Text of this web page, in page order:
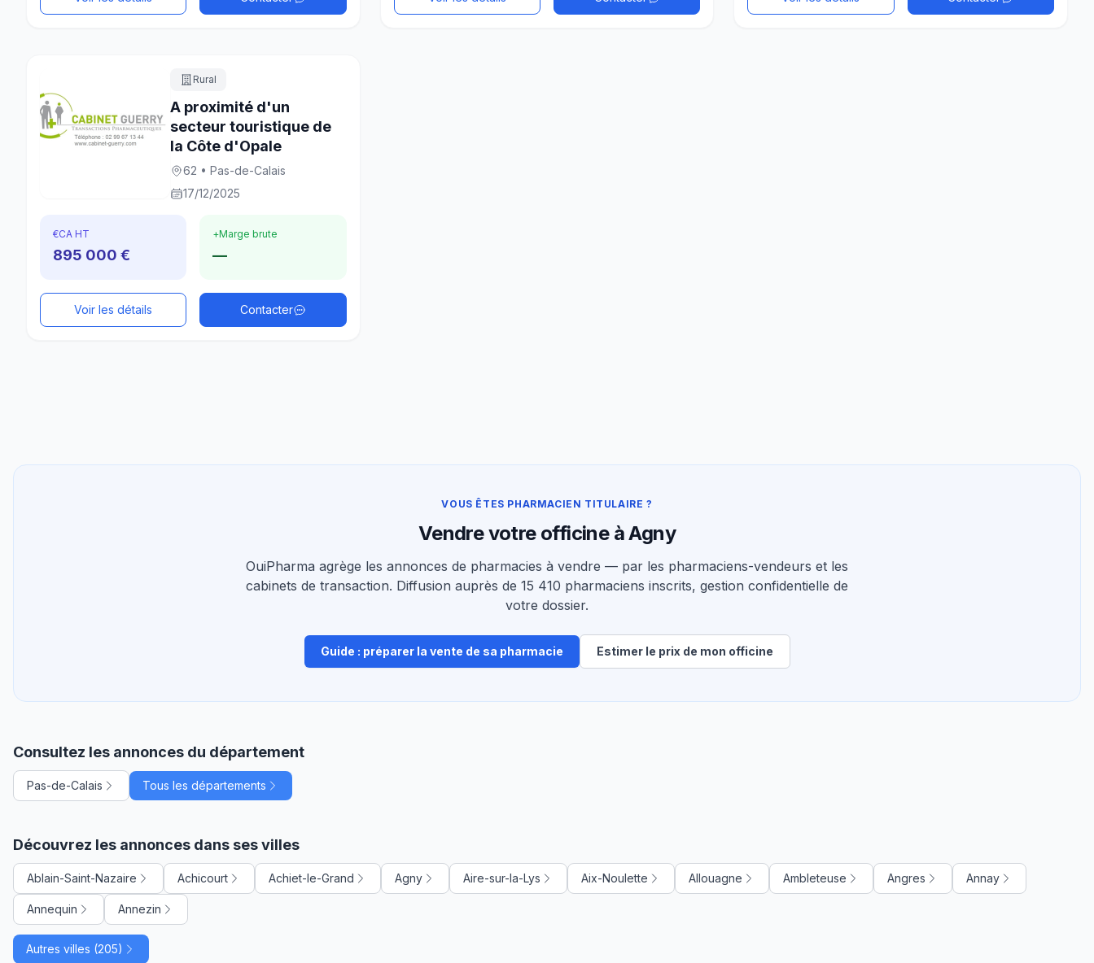
Rural
A proximité d'un
secteur touristique de
la Côte d'Opale
62 • Pas-de-Calais
17/12/2025
€CA HT
895 000 €
+Marge brute
—
Voir les détails Contacter
VOUS ÊTES PHARMACIEN TITULAIRE ?
Vendre votre officine à Agny
OuiPharma agrège les annonces de pharmacies à vendre — par les pharmaciens-vendeurs et les
cabinets de transaction. Diffusion auprès de 15 410 pharmaciens inscrits, gestion confidentielle de
votre dossier.
Guide : préparer la vente de sa pharmacie Estimer le prix de mon officine
Consultez les annonces du département
Pas-de-Calais Tous les départements
Découvrez les annonces dans ses villes
Ablain-Saint-Nazaire Achicourt Achiet-le-Grand Agny Aire-sur-la-Lys Aix-Noulette Allouagne Ambleteuse Angres Annay
Annequin Annezin
Autres villes (205)